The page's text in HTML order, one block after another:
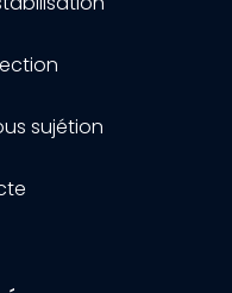
sujétion